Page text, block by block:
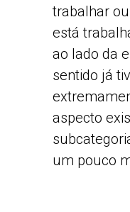
trabalhar
está
ao lado da
sentido já
aspecto
um pouco